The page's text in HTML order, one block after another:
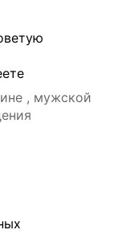
, мужской